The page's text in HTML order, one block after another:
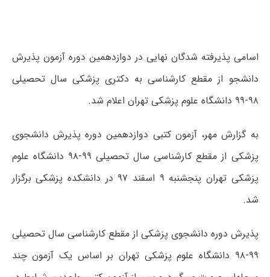
اسامی پذیرفته شدگان نهایی در دوازدهمین دوره آزمون پذیرش
دانشجو از مقطع کارشناسی به دکتری پزشکی سال تحصیلی
۹۸-۹۹ دانشگاه علوم پزشکی تهران اعلام شد.
به گزارش مهر، آزمون کتبی دوازدهمین دوره پذیرش دانشجوی
پزشکی از مقطع کارشناسی سال تحصیلی ۹۹-۹۸ دانشگاه علوم
پزشکی تهران پنجشنبه ۹ اسفند ۹۷ در دانشکده پزشکی برگزار
شد.
پذیرش دوره دانشجوی پزشکی از مقطع کارشناسی سال تحصیلی
۹۹-۹۸ دانشگاه علوم پزشکی تهران بر اساس یک آزمون چند